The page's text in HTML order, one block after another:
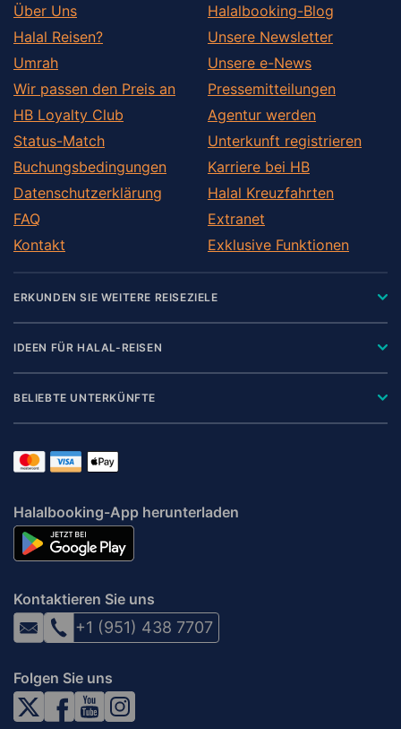
Über Uns
Halal Reisen?
Umrah
Wir passen den Preis an
HB Loyalty Club
Status-Match
Buchungsbedingungen
Datenschutzerklärung
FAQ
Kontakt
Halalbooking-Blog
Unsere Newsletter
Unsere e-News
Pressemitteilungen
Agentur werden
Unterkunft registrieren
Karriere bei HB
Halal Kreuzfahrten
Extranet
Exklusive Funktionen
ERKUNDEN SIE WEITERE REISEZIELE
IDEEN FÜR HALAL-REISEN
BELIEBTE UNTERKÜNFTE
Halalbooking-App herunterladen
Kontaktieren Sie uns
+1 (951) 438 7707
Folgen Sie uns